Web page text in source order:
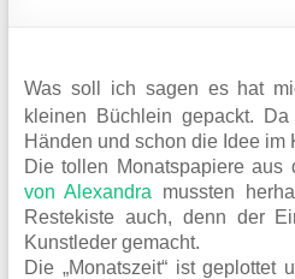
Was soll ich sagen es hat
kleinen Büchlein gepackt.
Händen und schon die Idee im
Die tollen Monatspapiere aus
von Alexandra mussten
Restekiste auch, denn der
Kunstleder gemacht.
Die „Monatszeit“ ist geplottet